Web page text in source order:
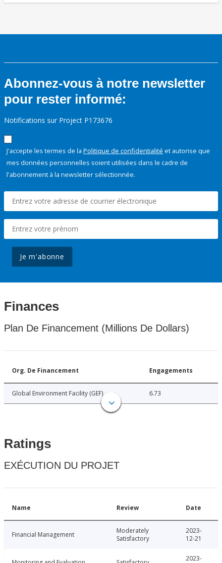
Abonnez-vous à notre newsletter
pour rester informé:
Notifications sur Project P173676
J'accepte les termes de la Politique de confidentialité et autorise que
mes données personnelles soient utilisées dans le cadre de
l'abonnement à la newsletter sélectionnée.
Je m'abonne
Finances
Plan De Financement (Millions De Dollars)
Org. De Financement Engagements
Global Environment Facility (GEF) 6.73
Ratings
EXÉCUTION DU PROJET
Name Review Date
Financial Management
Moderately
Satisfactory
2023-
12-21
2023-